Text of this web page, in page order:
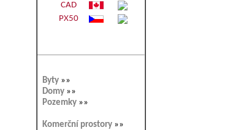
CAD
PX50
Byty »»
Domy »»
Pozemky »»
Komerční prostory »»